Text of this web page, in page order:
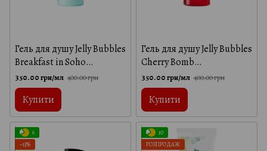
Гель для душу Jelly Bubbles
Breakfast in Soho
Mr.SCRUBBER
350.00 грн/мл 400.00 грн
Купити
Гель для душу Jelly Bubbles
Cherry Bomb
Mr.SCRUBBER
350.00 грн/мл 400.00 грн
Купити
6
−13%
10
РОЗПРОДАЖ